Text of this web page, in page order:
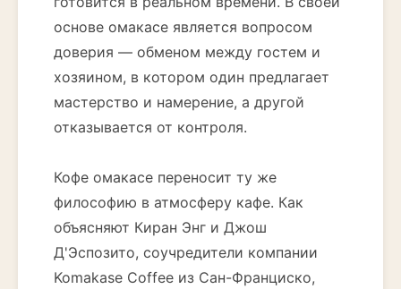
основе омакасе является вопросом
доверия — обменом между гостем и
хозяином, в котором один предлагает
мастерство и намерение, а другой
отказывается от контроля.
Кофе омакасе переносит ту же
философию в атмосферу кафе. Как
объясняют Киран Энг и Джош
Д'Эспозито, соучредители компании
Komakase Coffee из Сан-Франциско,